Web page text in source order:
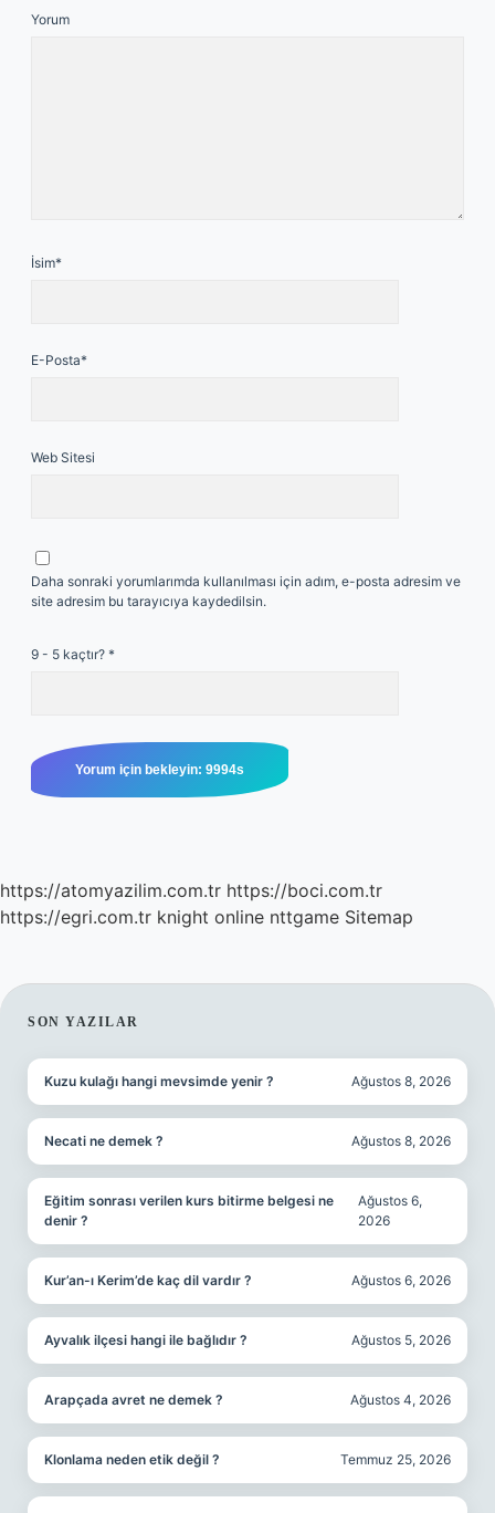
Yorum
İsim*
E-Posta*
Web Sitesi
Daha sonraki yorumlarımda kullanılması için adım, e-posta adresim ve
site adresim bu tarayıcıya kaydedilsin.
9 - 5 kaçtır? *
https://atomyazilim.com.tr https://boci.com.tr
https://egri.com.tr knight online nttgame Sitemap
SIDEBAR
SON YAZILAR
Kuzu kulağı hangi mevsimde yenir ? Ağustos 8, 2026
Necati ne demek ? Ağustos 8, 2026
Eğitim sonrası verilen kurs bitirme belgesi ne
denir ?
Ağustos 6,
2026
Kur’an-ı Kerim’de kaç dil vardır ? Ağustos 6, 2026
Ayvalık ilçesi hangi ile bağlıdır ? Ağustos 5, 2026
Arapçada avret ne demek ? Ağustos 4, 2026
Klonlama neden etik değil ? Temmuz 25, 2026